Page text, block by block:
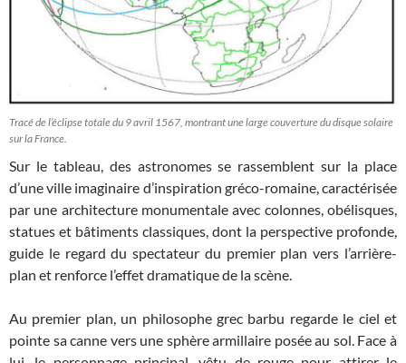
Tracé de l’éclipse totale du 9 avril 1567, montrant une large couverture du disque solaire
sur la France.
Sur le tableau, des astronomes se rassemblent sur la place
d’une ville imaginaire d’inspiration gréco-romaine, caractérisée
par une architecture monumentale avec colonnes, obélisques,
statues et bâtiments classiques, dont la perspective profonde,
guide le regard du spectateur du premier plan vers l’arrière-
plan et renforce l’effet dramatique de la scène.
Au premier plan, un philosophe grec barbu regarde le ciel et
pointe sa canne vers une sphère armillaire posée au sol. Face à